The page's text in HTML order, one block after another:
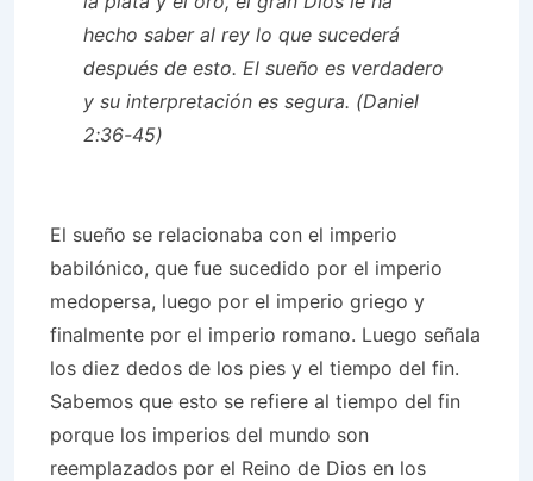
hecho saber al rey lo que sucederá
después de esto. El sueño es verdadero
y su interpretación es segura. (Daniel
2:36-45)
El sueño se relacionaba con el imperio
babilónico, que fue sucedido por el imperio
medopersa, luego por el imperio griego y
finalmente por el imperio romano. Luego señala
los diez dedos de los pies y el tiempo del fin.
Sabemos que esto se refiere al tiempo del fin
porque los imperios del mundo son
reemplazados por el Reino de Dios en los